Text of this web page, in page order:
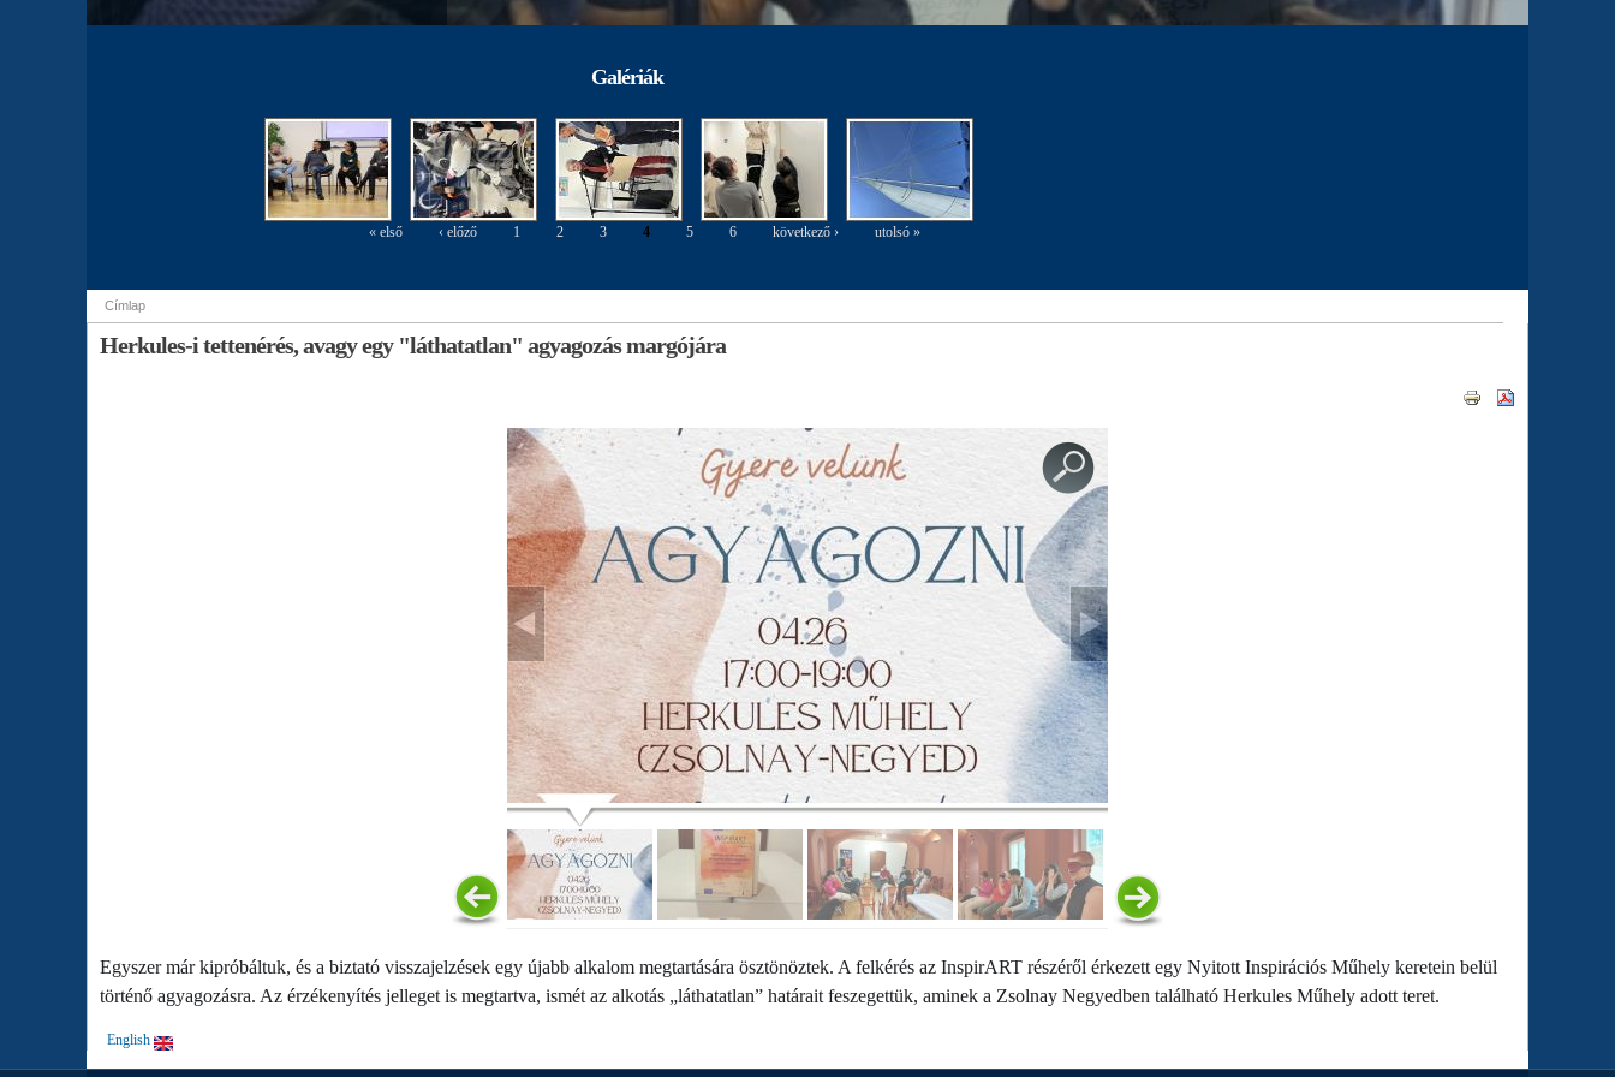
Galériák
« első ‹ előző 1 2 3 4 5 6 következő › utolsó »
Jelenlegi hely
Címlap
Herkules-i tettenérés, avagy egy "láthatatlan" agyagozás margójára
Egyszer már kipróbáltuk, és a biztató visszajelzések egy újabb alkalom megtartására ösztönöztek. A felkérés az InspirART részéről érkezett egy Nyitott Inspirációs Műhely keretein belül
történő agyagozásra. Az érzékenyítés jelleget is megtartva, ismét az alkotás „láthatatlan” határait feszegettük, aminek a Zsolnay Negyedben található Herkules Műhely adott teret.
English